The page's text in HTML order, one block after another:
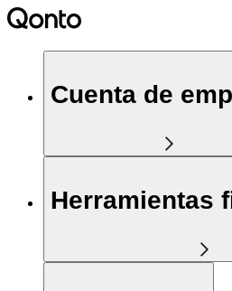
Cuenta de
Herramientas